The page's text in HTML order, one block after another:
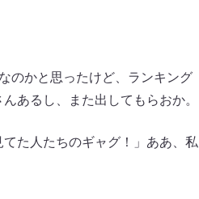
のかと思ったけど、ランキング
あるし、また出してもらおか。
た人たちのギャグ！」ああ、私